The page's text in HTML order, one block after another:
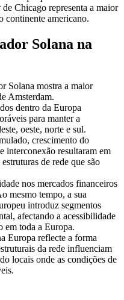
Chicago representa a maior
continente americano.
Solana na
Solana mostra a maior
Amsterdam.
dentro da Europa
para manter a
oeste, norte e sul.
crescimento do
interconexão resultaram em
de rede que são
nos mercados financeiros
mesmo tempo, a sua
introduz segmentos
afectando a acessibilidade
em toda a Europa.
Europa reflecte a forma
da rede influenciam
locais onde as condições de